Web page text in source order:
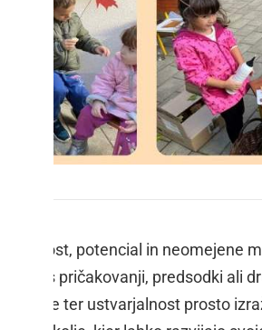
odprtost, potencial in neomejene
s pričakovanji, predsodki ali
ter ustvarjalnost prosto